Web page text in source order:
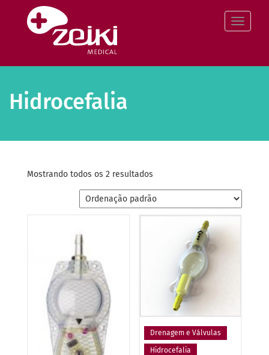
Pular
conteúdo
Hidrocefalia
Mostrando todos os 2 resultados
Drenagem e Válvulas
Hidrocefalia